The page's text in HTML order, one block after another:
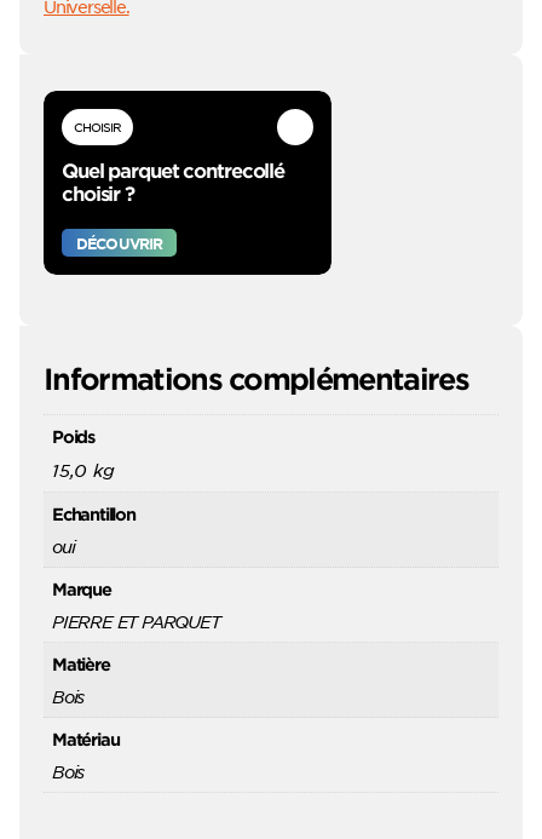
Universelle.
CHOISIR
Quel parquet contrecollé
choisir ?
DÉCOUVRIR
Informations complémentaires
Poids
15,0 kg
Echantillon
oui
Marque
PIERRE ET PARQUET
Matière
Bois
Matériau
Bois